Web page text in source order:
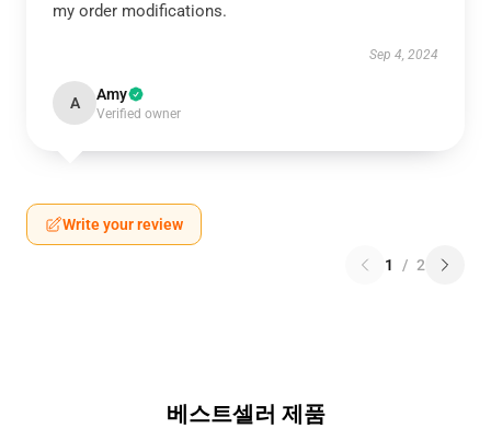
my order modifications.
Sep 4, 2024
A Amy
Verified owner
Write your review
1 / 2
베스트셀러 제품